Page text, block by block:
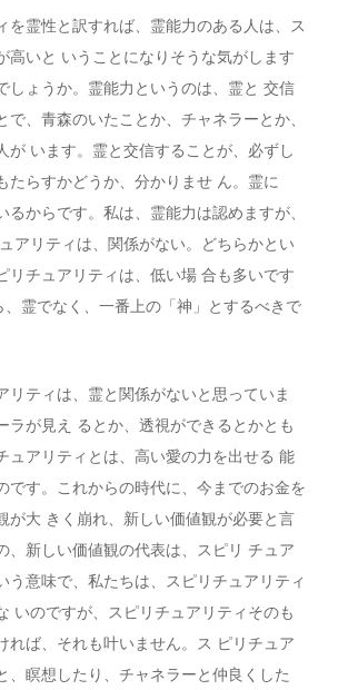
を霊性と訳すれば、霊能力のある人は、ス
高いと いうことになりそうな気がします
しょうか。霊能力というのは、霊と 交信
で、青森のいたことか、チャネラーとか、
が います。霊と交信することが、必ずし
たらすかどうか、分かりませ ん。霊に
るからです。私は、霊能力は認めますが、
アリティは、関係がない。どちらかとい
リチュアリティは、低い場 合も多いです
霊でなく、一番上の「神」とするべきで
リティは、霊と関係がないと思っていま
ラが見え るとか、透視ができるとかとも
ュアリティとは、高い愛の力を出せる 能
です。これからの時代に、今までのお金を
が大 きく崩れ、新しい価値観が必要と言
、新しい価値観の代表は、スピリ チュア
う意味で、私たちは、スピリチュアリティ
いのですが、スピリチュアリティそのも
れば、それも叶いません。ス ピリチュア
、瞑想したり、チャネラーと仲良くした